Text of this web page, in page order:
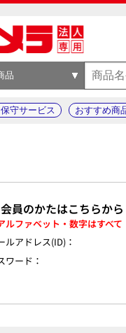
品
守サービス おすすめ商
会員のかたはこちらから
ルファベット・数字はすべて
ルアドレス(ID)：
ワード：